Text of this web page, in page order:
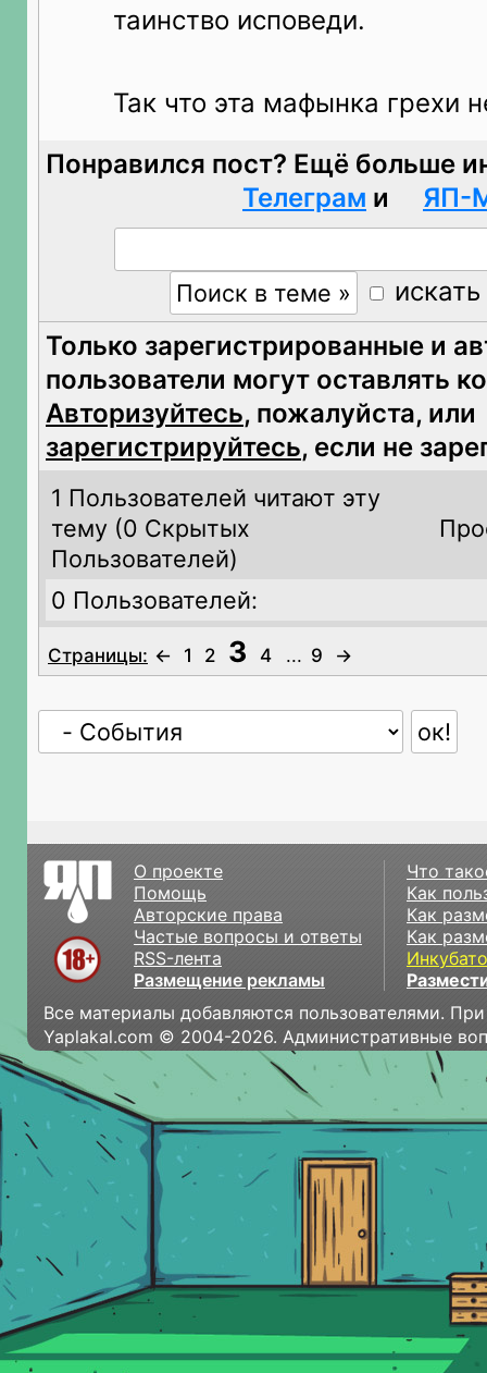
таинство исповеди.
Так что эта мафынка грехи
Понравился пост? Ещё больше
Телеграм и ЯП-
Только зарегистрированные и
пользователи могут оставлять
Авторизуйтесь, пожалуйста, или
зарегистрируйтесь, если не
1 Пользователей читают эту
тему (0 Скрытых
Пользователей)
0 Пользователей:
Страницы: ← 1 2 3 4 ... 9 →
О проекте
Помощь
Авторские права
Частые вопросы и ответы
RSS-лента
Размещение рекламы
Что
Как
Как
Как
Все материалы добавляются пользователями.
Yaplakal.com © 2004-2026. Административные